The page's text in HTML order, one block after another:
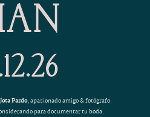
Jota Pardo, apasionado amigo & fotógrafo.
para documentar tu boda.